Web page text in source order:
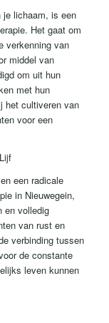
je lichaam, is een
Het gaat om
verkenning van
middel van
om uit hun
met hun
het cultiveren van
voor een
een radicale
in Nieuwegein,
en volledig
van rust en
verbinding tussen
de constante
leven kunnen